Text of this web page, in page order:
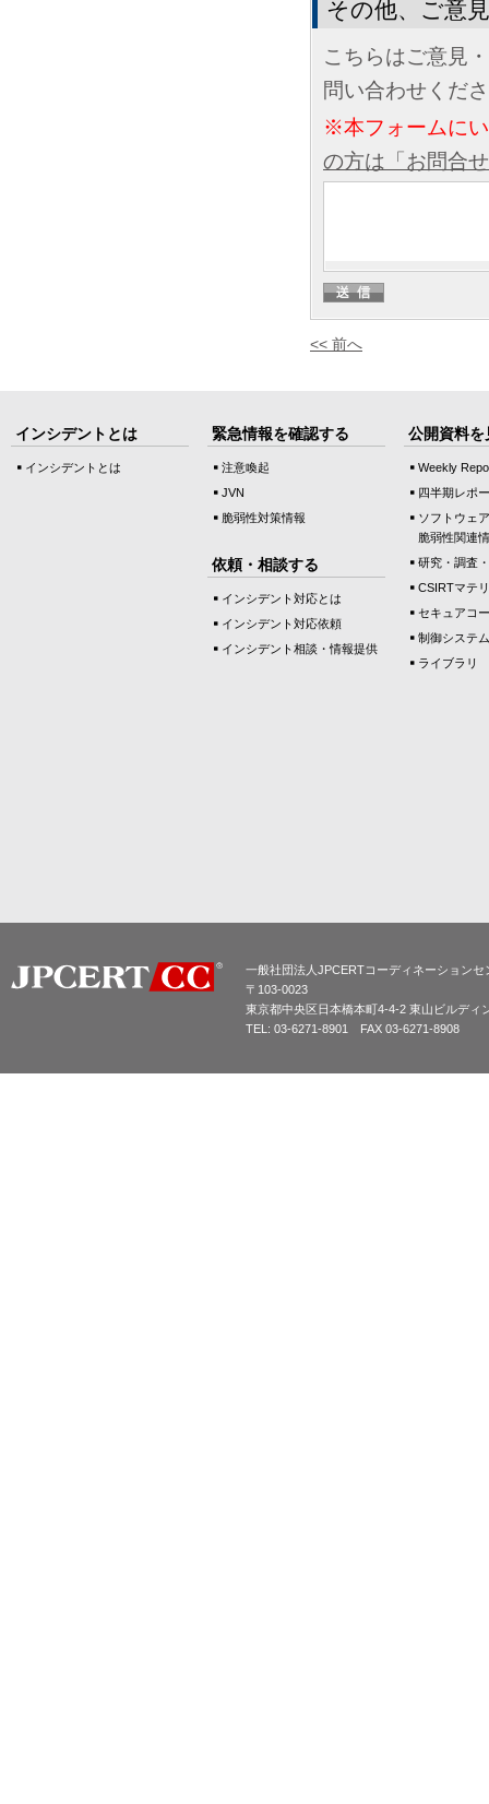
その他、ご意
こちらはご意見
問い合わせくだ
※本フォームに
の方は「お問合
<< 前へ
インシデントとは
インシデントとは
緊急情報を確認する
注意喚起
JVN
脆弱性対策情報
依頼・相談する
インシデント対応とは
インシデント対応依頼
インシデント相談・情報提供
公開資料を
Weekly
四半期レポ
ソフトウェ
脆弱性関連
研究・調査
CSIRTマテ
セキュアコ
制御システ
ライブラリ
一般社団法人JPCERTコーディネーションセ
〒103-0023
東京都中央区日本橋本町4-4-2 東山ビルディ
TEL: 03-6271-8901 FAX 03-6271-8908